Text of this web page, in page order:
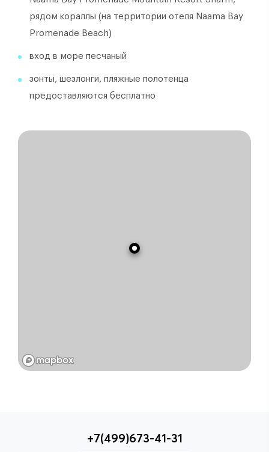
рядом кораллы (на территории отеля Naama Bay
Promenade Beach)
вход в море песчаный
зонты, шезлонги, пляжные полотенца
предоставляются бесплатно
+7(499)673-41-31